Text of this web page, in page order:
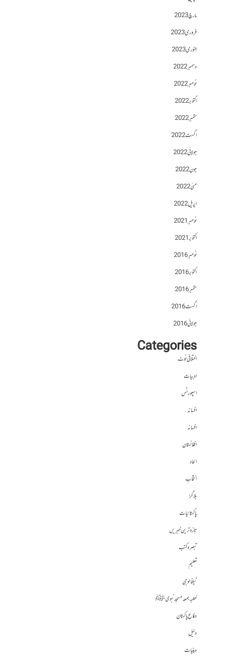
مارچ 2023
فروری 2023
جنوری 2023
دسمبر 2022
نومبر 2022
اکتوبر 2022
ستمبر 2022
اگست 2022
جولائی 2022
جون 2022
مئی 2022
اپریل 2022
نومبر 2021
اکتوبر 2021
نومبر 2016
اکتوبر 2016
ستمبر 2016
اگست 2016
جولائی 2016
Categories
اختلافی نوٹ
ادبیات
اسپورٹس
افسانہ
افسانہ
افغانستان
الحاد
انتخاب
بلاگز
پاکستانیات
تازہ ترین خبریں
تبصرہ کتب
تعلیم
ٹیکنالوجی
خطبہ جمعہ مسجد نبوی ﷺ
دفاع پاکستان
دلیل
دینیات